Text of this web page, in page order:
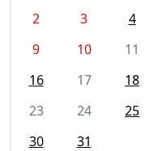
2
3 4
9
10 11
16
17 18
23
24 25
30
31